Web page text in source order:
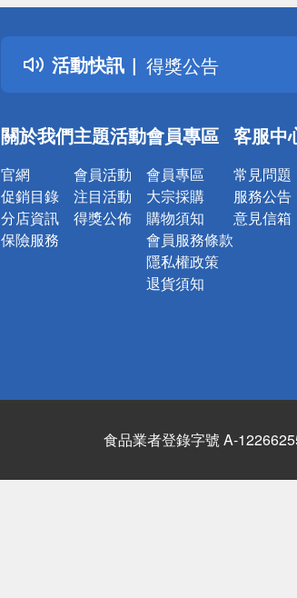
活動快訊
詐騙網頁！請小心
得獎公告
熱門話題
銀行優惠
詐騙網頁！請小心
關於我們
官網
促銷目錄
分店資訊
保險服務
主題活動
會員活動
注目活動
得獎公佈
會員專區
會員專區
大宗採購
購物須知
會員服務條款
隱私權政策
退貨須知
客服中
常見問題
服務公告
意見信箱
食品業者登錄字號 A-